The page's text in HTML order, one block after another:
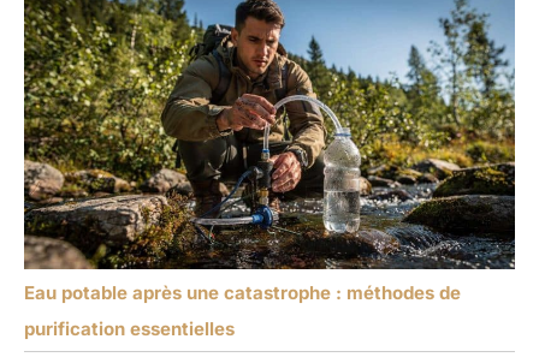
Eau potable après une catastrophe : méthodes de
purification essentielles